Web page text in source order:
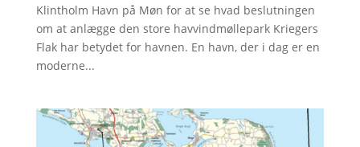
Klintholm Havn på Møn for at se hvad beslutningen
om at anlægge den store havvindmøllepark Kriegers
Flak har betydet for havnen. En havn, der i dag er en
moderne...